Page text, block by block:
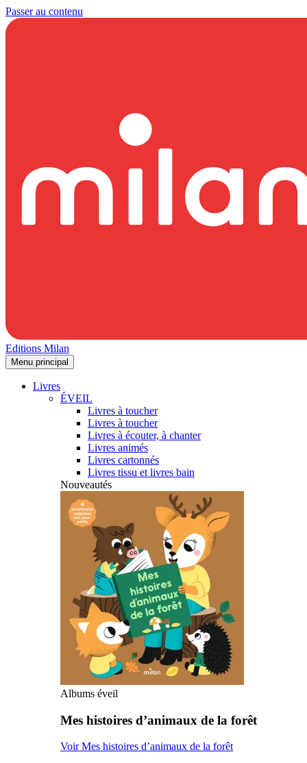
Passer au contenu
Editions Milan
Menu principal
Livres
ÉVEIL
Livres à toucher
Livres à toucher
Livres à écouter, à chanter
Livres animés
Livres cartonnés
Livres tissu et livres bain
Nouveautés
Albums éveil
Mes histoires d’animaux de la forêt
Voir Mes histoires d’animaux de la forêt